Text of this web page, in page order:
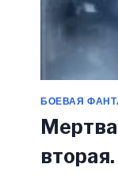
БОЕВАЯ